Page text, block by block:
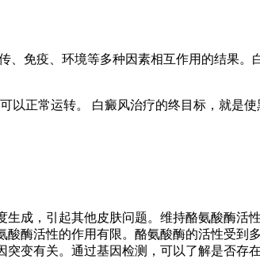
免疫、环境等多种因素相互作用的结果
正常运转。 白癜风治疗的终目标，就是
成，引起其他皮肤问题。维持酪氨酸酶活
酶活性的作用有限。酪氨酸酶的活性受到
变有关。通过基因检测，可以了解是否存